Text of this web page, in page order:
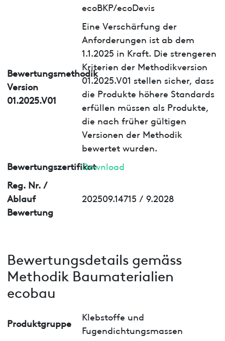
ecoBKP/ecoDevis
Bewertungsmethodik
Version
01.2025.V01
Eine Verschärfung der
Anforderungen ist ab dem
1.1.2025 in Kraft. Die strengeren
Kriterien der Methodikversion
01.2025.V01 stellen sicher, dass
die Produkte höhere Standards
erfüllen müssen als Produkte,
die nach früher gültigen
Versionen der Methodik
bewertet wurden.
BewertungszertifikatDownload
Reg. Nr. /
Ablauf
Bewertung
202509.14715 / 9.2028
Bewertungsdetails gemäss
Methodik Baumaterialien
ecobau
Produktgruppe
Klebstoffe und
Fugendichtungsmassen